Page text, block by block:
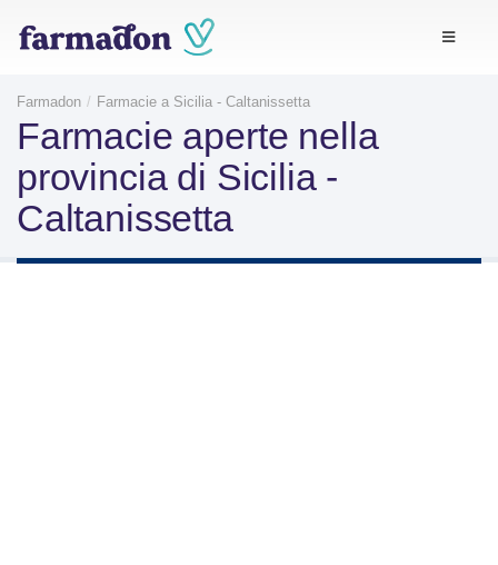
Farmadon Farmacie a Sicilia - Caltanissetta
Farmacie aperte nella
provincia di Sicilia -
Caltanissetta